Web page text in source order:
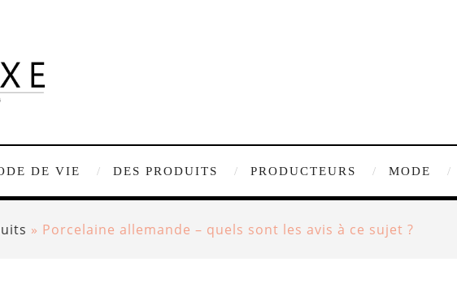
DE VIE DES PRODUITS PRODUCTEURS MODE
» Porcelaine allemande – quels sont les avis à ce sujet ?